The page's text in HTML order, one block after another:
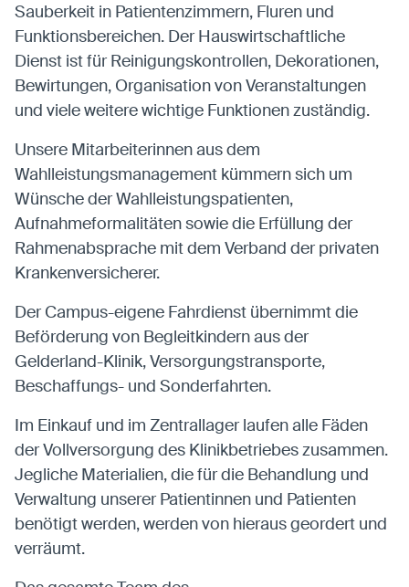
Sauberkeit in Patientenzimmern, Fluren und
Funktionsbereichen. Der Hauswirtschaftliche
Dienst ist für Reinigungskontrollen, Dekorationen,
Bewirtungen, Organisation von Veranstaltungen
und viele weitere wichtige Funktionen zuständig.
Unsere Mitarbeiterinnen aus dem
Wahlleistungsmanagement kümmern sich um
Wünsche der Wahlleistungspatienten,
Aufnahmeformalitäten sowie die Erfüllung der
Rahmenabsprache mit dem Verband der privaten
Krankenversicherer.
Der Campus-eigene Fahrdienst übernimmt die
Beförderung von Begleitkindern aus der
Gelderland-Klinik, Versorgungstransporte,
Beschaffungs- und Sonderfahrten.
Im Einkauf und im Zentrallager laufen alle Fäden
der Vollversorgung des Klinikbetriebes zusammen.
Jegliche Materialien, die für die Behandlung und
Verwaltung unserer Patientinnen und Patienten
benötigt werden, werden von hieraus geordert und
verräumt.